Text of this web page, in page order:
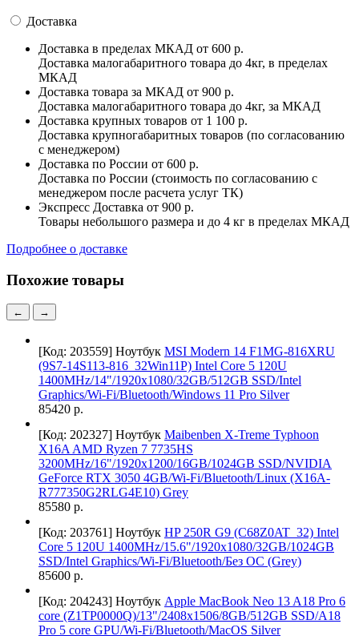
Доставка
Доставка в пределах МКАД от 600 р.
Доставка малогабаритного товара до 4кг, в пределах
МКАД
Доставка товара за МКАД от 900 р.
Доставка малогабаритного товара до 4кг, за МКАД
Доставка крупных товаров от 1 100 р.
Доставка крупногабаритных товаров (по согласованию
с менеджером)
Доставка по России от 600 р.
Доставка по России (стоимость по согласованию с
менеджером после расчета услуг ТК)
Экспресс Доставка от 900 р.
Товары небольшого размера и до 4 кг в пределах МКАД
Подробнее о доставке
Похожие товары
← →
[Код: 203559] Ноутбук MSI Modern 14 F1MG-816XRU
(9S7-14S113-816_32Win11P) Intel Core 5 120U
1400MHz/14"/1920x1080/32GB/512GB SSD/Intel
Graphics/Wi-Fi/Bluetooth/Windows 11 Pro Silver
85420 р.
[Код: 202327] Ноутбук Maibenben X-Treme Typhoon
X16A AMD Ryzen 7 7735HS
3200MHz/16"/1920x1200/16GB/1024GB SSD/NVIDIA
GeForce RTX 3050 4GB/Wi-Fi/Bluetooth/Linux (X16A-
R777350G2RLG4E10) Grey
85580 р.
[Код: 203761] Ноутбук HP 250R G9 (C68Z0AT_32) Intel
Core 5 120U 1400MHz/15.6"/1920x1080/32GB/1024GB
SSD/Intel Graphics/Wi-Fi/Bluetooth/Без ОС (Grey)
85600 р.
[Код: 204243] Ноутбук Apple MacBook Neo 13 A18 Pro 6
core (Z1TP0000Q)/13"/2408x1506/8GB/512GB SSD/A18
Pro 5 core GPU/Wi-Fi/Bluetooth/MacOS Silver